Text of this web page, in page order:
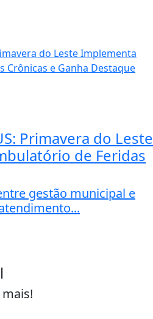
Primavera do Leste
de Feridas
gestão municipal e